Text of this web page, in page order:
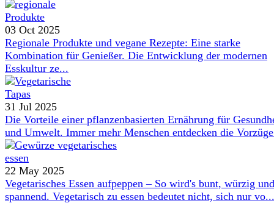
03 Oct 2025
Regionale Produkte und vegane Rezepte: Eine starke
Kombination für Genießer. Die Entwicklung der modernen
Esskultur ze...
31 Jul 2025
Die Vorteile einer pflanzenbasierten Ernährung für
und Umwelt. Immer mehr Menschen entdecken die
22 May 2025
Vegetarisches Essen aufpeppen – So wird's bunt, würzig und
spannend. Vegetarisch zu essen bedeutet nicht, sich nur vo...